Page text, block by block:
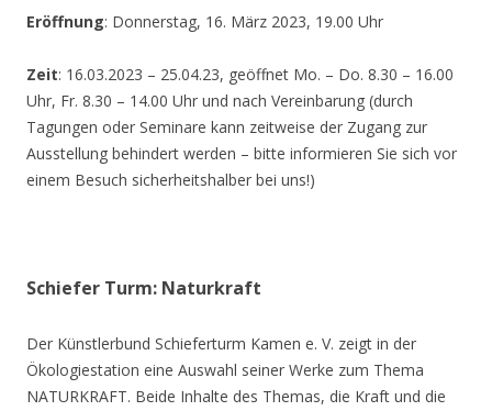
Eröffnung: Donnerstag, 16. März 2023, 19.00 Uhr
Zeit: 16.03.2023 – 25.04.23, geöffnet Mo. – Do. 8.30 – 16.00
Uhr, Fr. 8.30 – 14.00 Uhr und nach Vereinbarung (durch
Tagungen oder Seminare kann zeitweise der Zugang zur
Ausstellung behindert werden – bitte informieren Sie sich vor
einem Besuch sicherheitshalber bei uns!)
Schiefer Turm: Naturkraft
Der Künstlerbund Schieferturm Kamen e. V. zeigt in der
Ökologiestation eine Auswahl seiner Werke zum Thema
NATURKRAFT. Beide Inhalte des Themas, die Kraft und die